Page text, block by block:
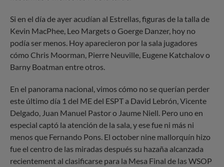
Si en el día de ayer acudían al Estrellas, figuras de la talla de
Kevin MacPhee, Leo Margets o Goerge Danzer, hoy no
podía ser menos. Hoy aparecieron por la sala jugadores
cómo Chris Moorman, Pierre Neuville, Eugene Katchalov o
Barny Boatman entre otros.
En el panorama nacional, vimos cómo no se querían perder
este último día 1 del ME del ESPT a David Lebrón, Vicente
Delgado, Juan Manuel Pastor o Jaume Niell. Pero uno en
especial captó la atención de la sala, y ese fue ni más ni
menos que Fernando Pons. El october nine mallorquín hizo
fue el centro de las miradas después su hazaña alcanzada
recientement al clasificarse para la Mesa Final de las WSOP